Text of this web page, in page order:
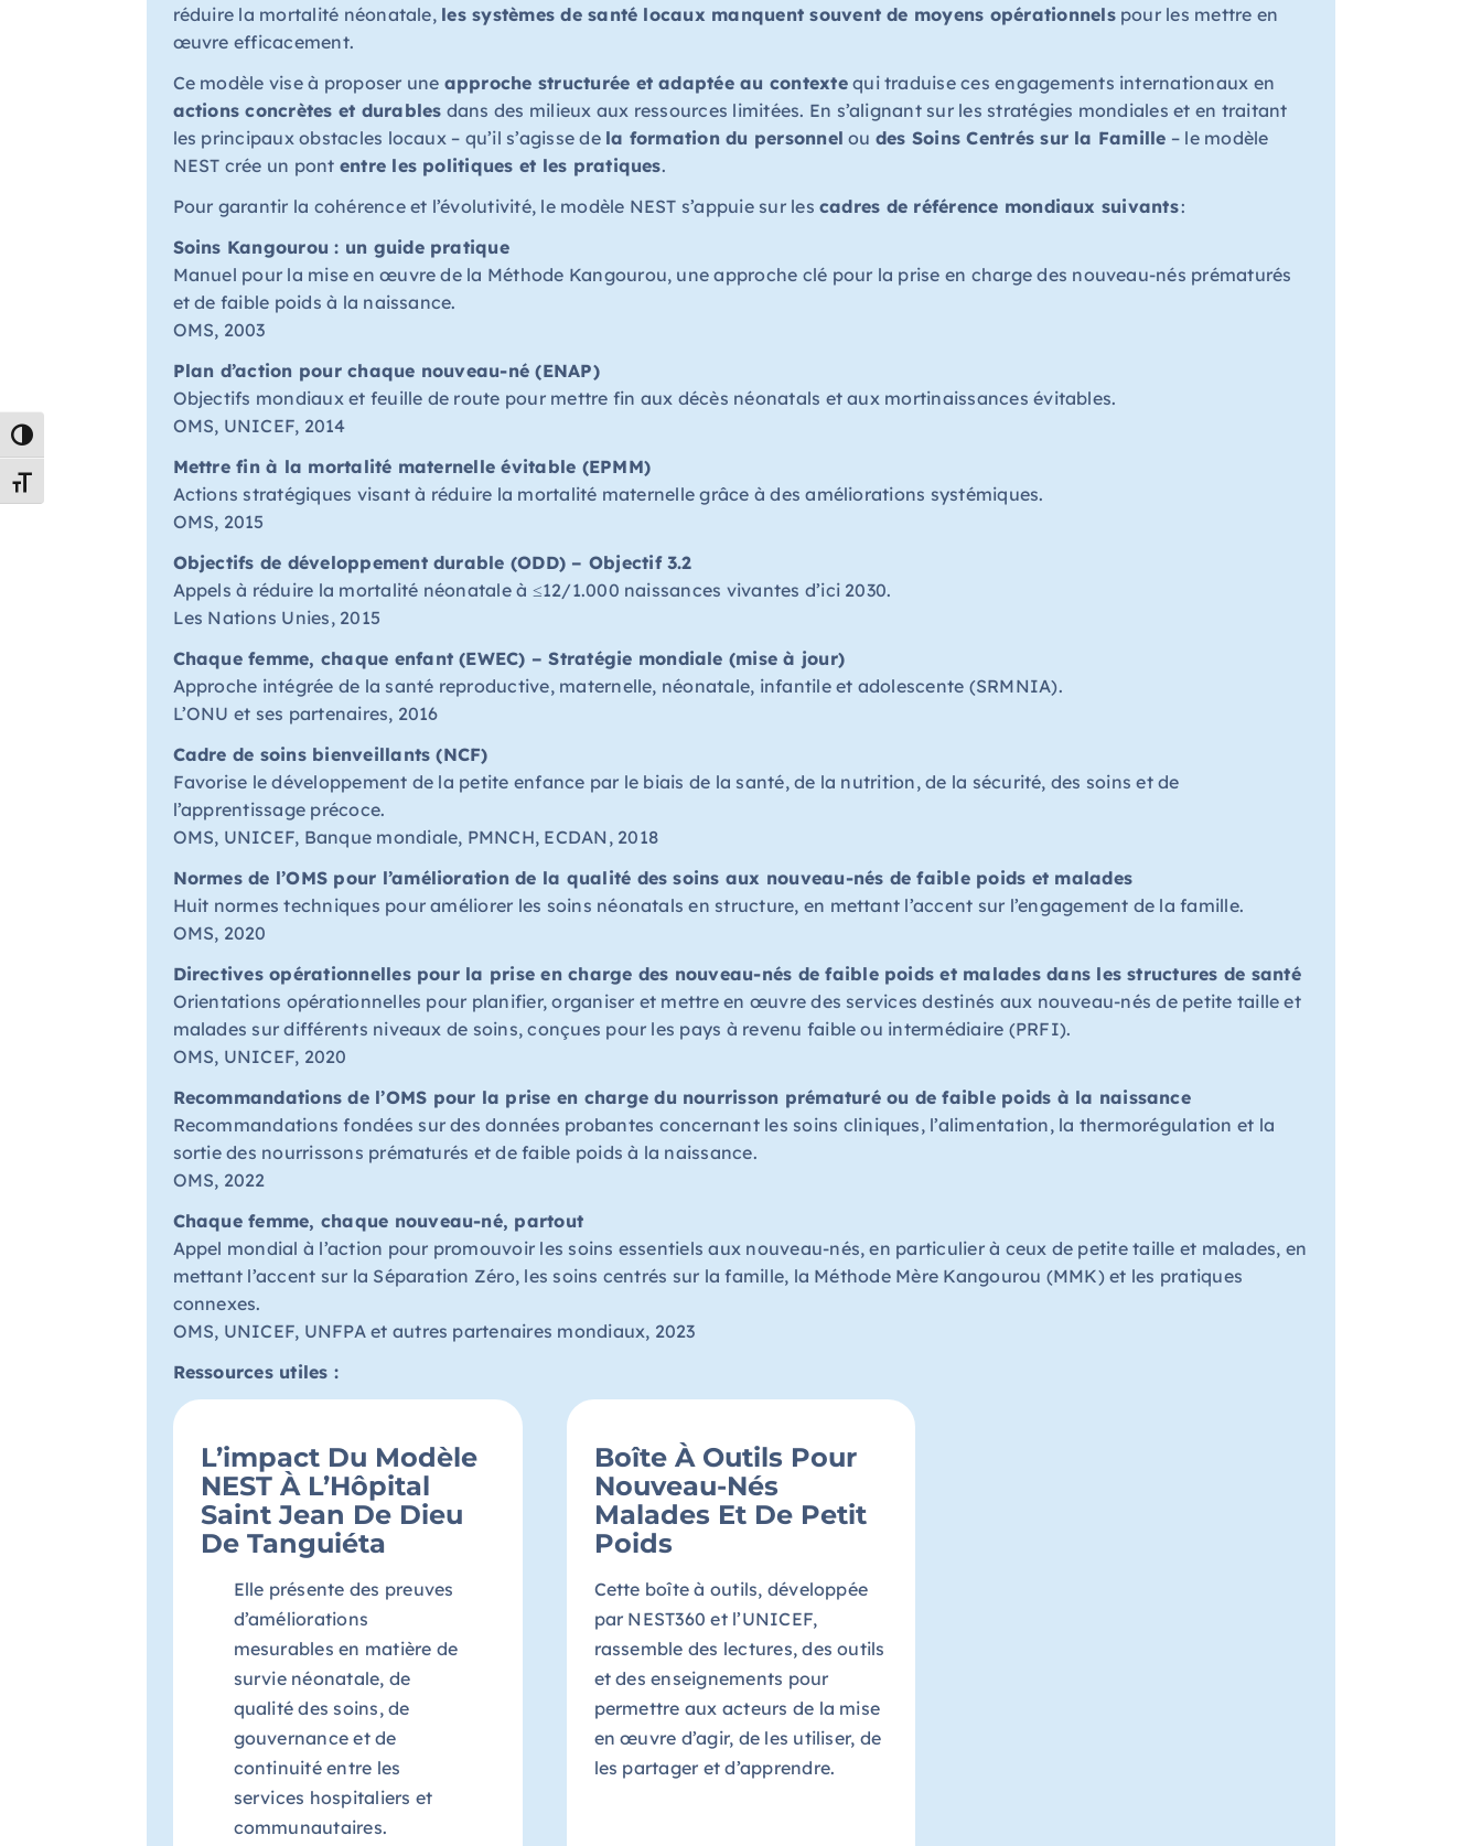
Passer en contraste élevé
Changer la taille de la police
réduire la mortalité néonatale, les systèmes de santé locaux manquent souvent de moyens opérationnelspour les mettre en
œuvre efficacement.
Ce modèle vise à proposer une approche structurée et adaptée au contextequi traduise ces engagements internationaux en
actions concrètes et durables dans des milieux aux ressources limitées. En s’alignant sur les stratégies mondiales et en traitant
les principaux obstacles locaux – qu’il s’agisse de la formation du personnel ou des Soins Centrés sur la Famille – le modèle
NEST crée un pont entre les politiques et les pratiques.
Pour garantir la cohérence et l’évolutivité, le modèle NEST s’appuie sur les cadres de référence mondiaux suivants:
Soins Kangourou : un guide pratique
Manuel pour la mise en œuvre de la Méthode Kangourou, une approche clé pour la prise en charge des nouveau-nés prématurés
et de faible poids à la naissance.
OMS, 2003
Plan d’action pour chaque nouveau-né (ENAP)
Objectifs mondiaux et feuille de route pour mettre fin aux décès néonatals et aux mortinaissances évitables.
OMS, UNICEF, 2014
Mettre fin à la mortalité maternelle évitable (EPMM)
Actions stratégiques visant à réduire la mortalité maternelle grâce à des améliorations systémiques.
OMS, 2015
Objectifs de développement durable (ODD) – Objectif 3.2
Appels à réduire la mortalité néonatale à ≤12/1.000 naissances vivantes d’ici 2030.
Les Nations Unies, 2015
Chaque femme, chaque enfant (EWEC) – Stratégie mondiale (mise à jour)
Approche intégrée de la santé reproductive, maternelle, néonatale, infantile et adolescente (SRMNIA).
L’ONU et ses partenaires, 2016
Cadre de soins bienveillants (NCF)
Favorise le développement de la petite enfance par le biais de la santé, de la nutrition, de la sécurité, des soins et de
l’apprentissage précoce.
OMS, UNICEF, Banque mondiale, PMNCH, ECDAN , 2018
Normes de l’OMS pour l’amélioration de la qualité des soins aux nouveau-nés de faible poids et malades
Huit normes techniques pour améliorer les soins néonatals en structure, en mettant l’accent sur l’engagement de la famille.
OMS, 2020
Directives opérationnelles pour la prise en charge des nouveau-nés de faible poids et malades dans les structures de santé
Orientations opérationnelles pour planifier, organiser et mettre en œuvre des services destinés aux nouveau-nés de petite taille et
malades sur différents niveaux de soins, conçues pour les pays à revenu faibleou intermédiaire (PRFI).
OMS, UNICEF, 2020
Recommandations de l’OMS pour la prise en charge du nourrisson prématuré ou de faible poids à la naissance
Recommandations fondées sur des données probantes concernant les soins cliniques, l’alimentation, la thermorégulation et la
sortie des nourrissons prématurés et de faible poids à la naissance.
OMS, 2022
Chaque femme, chaque nouveau-né, partout
Appel mondial à l’action pour promouvoir les soins essentiels aux nouveau-nés, en particulierà ceux de petite taille et malades, en
mettant l’accent sur la Séparation Zéro, les soins centrés sur la famille, la Méthode Mère Kangourou (MMK) et les pratiques
connexes.
OMS, UNICEF, UNFPA et autres partenaires mondiaux, 2023
Ressources utiles :
L’impact Du Modèle
NEST À L’Hôpital
Saint Jean De Dieu
De Tanguiéta
Elle présente des preuves
d’améliorations
mesurables en matière de
survie néonatale, de
qualité des soins, de
gouvernance et de
continuité entre les
services hospitaliers et
communautaires.
Boîte À Outils Pour
Nouveau-Nés
Malades Et De Petit
Poids
Cette boîte à outils, développée
par NEST360 et l’UNICEF,
rassemble des lectures, des outils
et des enseignements pour
permettre aux acteurs de la mise
en œuvre d’agir, de les utiliser, de
les partager et d’apprendre.